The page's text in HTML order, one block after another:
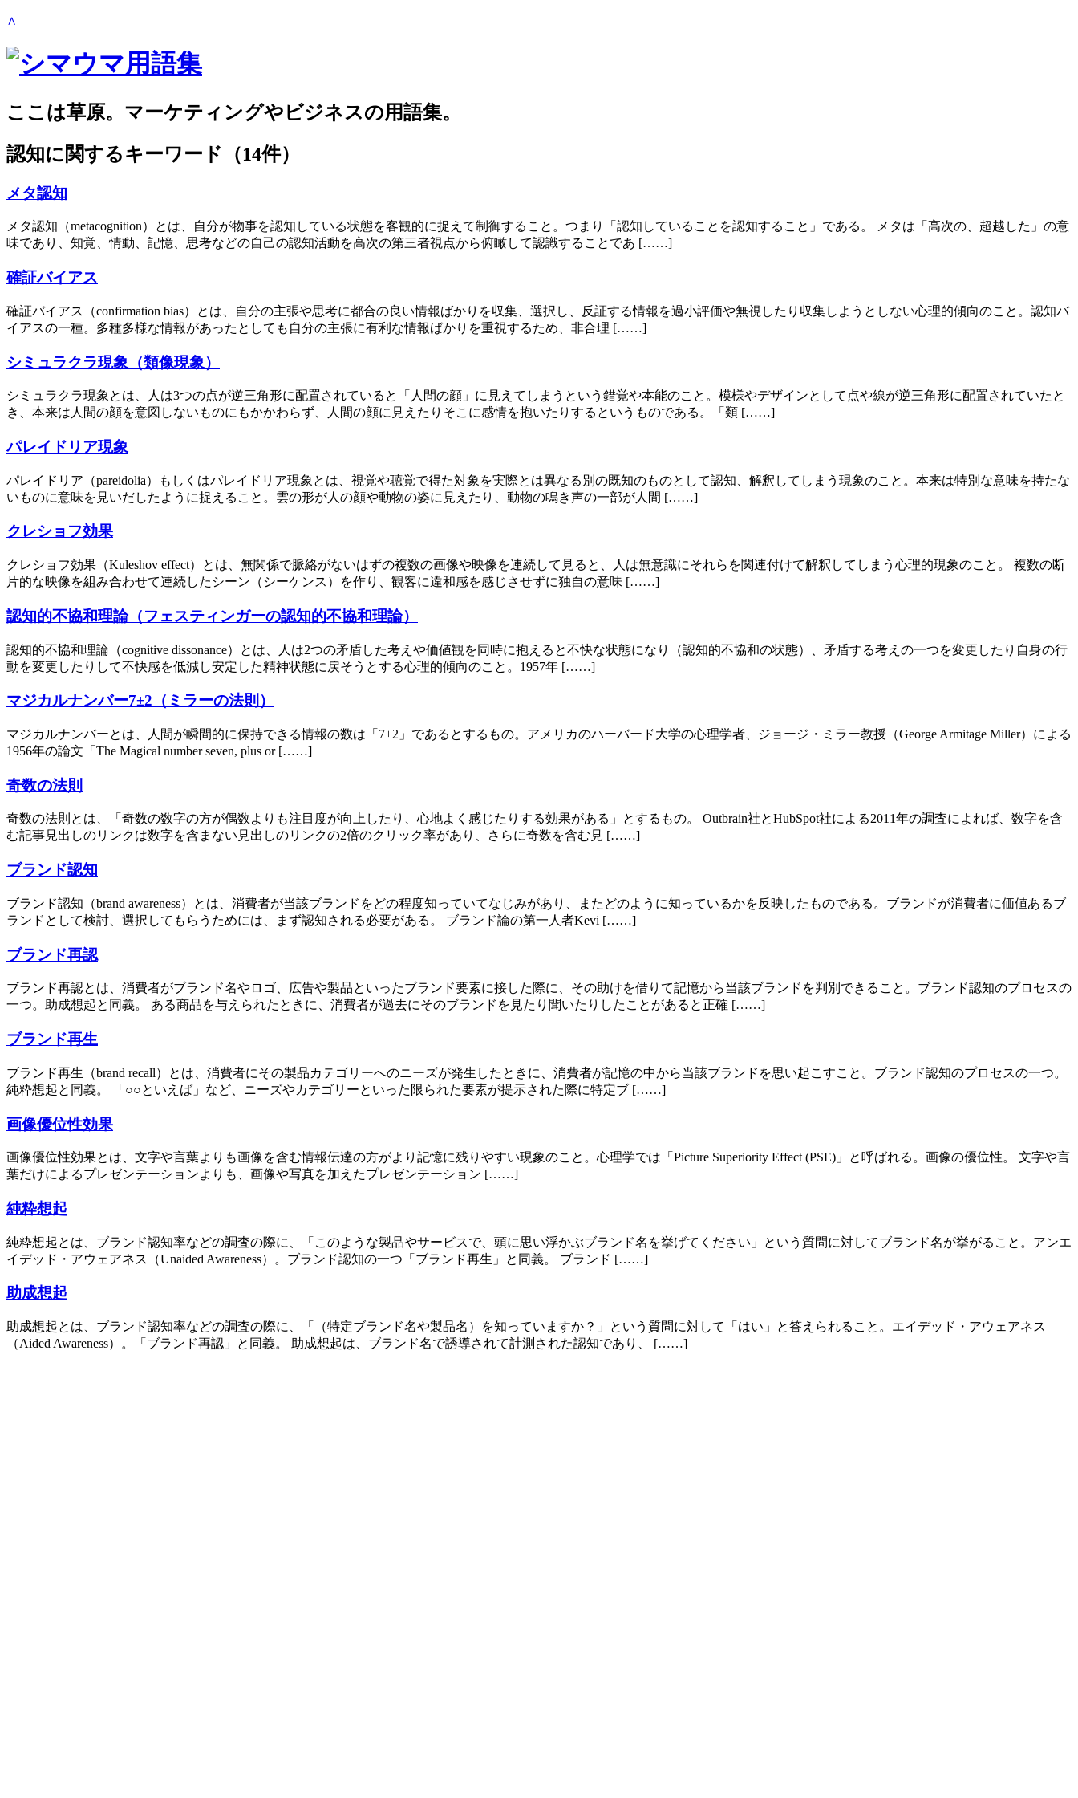
∧
ここは草原。マーケティングやビジネスの用語集。
認知に関するキーワード（14件）
メタ認知
メタ認知（metacognition）とは、自分が物事を認知している状態を客観的に捉えて制御すること。つまり「認知していることを認知すること」である。 メタは「高次の、超越した」の意
味であり、知覚、情動、記憶、思考などの自己の認知活動を高次の第三者視点から俯瞰して認識することであ [……]
確証バイアス
確証バイアス（confirmation bias）とは、自分の主張や思考に都合の良い情報ばかりを収集、選択し、反証する情報を過小評価や無視したり収集しようとしない心理的傾向のこと。認知バ
イアスの一種。多種多様な情報があったとしても自分の主張に有利な情報ばかりを重視するため、非合理 [……]
シミュラクラ現象（類像現象）
シミュラクラ現象とは、人は3つの点が逆三角形に配置されていると「人間の顔」に見えてしまうという錯覚や本能のこと。模様やデザインとして点や線が逆三角形に配置されていたと
き、本来は人間の顔を意図しないものにもかかわらず、人間の顔に見えたりそこに感情を抱いたりするというものである。「類 [……]
パレイドリア現象
パレイドリア（pareidolia）もしくはパレイドリア現象とは、視覚や聴覚で得た対象を実際とは異なる別の既知のものとして認知、解釈してしまう現象のこと。本来は特別な意味を持たな
いものに意味を見いだしたように捉えること。雲の形が人の顔や動物の姿に見えたり、動物の鳴き声の一部が人間 [……]
クレショフ効果
クレショフ効果（Kuleshov effect）とは、無関係で脈絡がないはずの複数の画像や映像を連続して見ると、人は無意識にそれらを関連付けて解釈してしまう心理的現象のこと。 複数の断
片的な映像を組み合わせて連続したシーン（シーケンス）を作り、観客に違和感を感じさせずに独自の意味 [……]
認知的不協和理論（フェスティンガーの認知的不協和理論）
認知的不協和理論（cognitive dissonance）とは、人は2つの矛盾した考えや価値観を同時に抱えると不快な状態になり（認知的不協和の状態）、矛盾する考えの一つを変更したり自身の行
動を変更したりして不快感を低減し安定した精神状態に戻そうとする心理的傾向のこと。1957年 [……]
マジカルナンバー7±2（ミラーの法則）
マジカルナンバーとは、人間が瞬間的に保持できる情報の数は「7±2」であるとするもの。アメリカのハーバード大学の心理学者、ジョージ・ミラー教授（George Armitage Miller）による
1956年の論文「The Magical number seven, plus or [……]
奇数の法則
奇数の法則とは、「奇数の数字の方が偶数よりも注目度が向上したり、心地よく感じたりする効果がある」とするもの。 Outbrain社とHubSpot社による2011年の調査によれば、数字を含
む記事見出しのリンクは数字を含まない見出しのリンクの2倍のクリック率があり、さらに奇数を含む見 [……]
ブランド認知
ブランド認知（brand awareness）とは、消費者が当該ブランドをどの程度知っていてなじみがあり、またどのように知っているかを反映したものである。ブランドが消費者に価値あるブ
ランドとして検討、選択してもらうためには、まず認知される必要がある。 ブランド論の第一人者Kevi [……]
ブランド再認
ブランド再認とは、消費者がブランド名やロゴ、広告や製品といったブランド要素に接した際に、その助けを借りて記憶から当該ブランドを判別できること。ブランド認知のプロセスの
一つ。助成想起と同義。 ある商品を与えられたときに、消費者が過去にそのブランドを見たり聞いたりしたことがあると正確 [……]
ブランド再生
ブランド再生（brand recall）とは、消費者にその製品カテゴリーへのニーズが発生したときに、消費者が記憶の中から当該ブランドを思い起こすこと。ブランド認知のプロセスの一つ。
純粋想起と同義。 「○○といえば」など、ニーズやカテゴリーといった限られた要素が提示された際に特定ブ [……]
画像優位性効果
画像優位性効果とは、文字や言葉よりも画像を含む情報伝達の方がより記憶に残りやすい現象のこと。心理学では「Picture Superiority Effect (PSE)」と呼ばれる。画像の優位性。 文字や言
葉だけによるプレゼンテーションよりも、画像や写真を加えたプレゼンテーション [……]
純粋想起
純粋想起とは、ブランド認知率などの調査の際に、「このような製品やサービスで、頭に思い浮かぶブランド名を挙げてください」という質問に対してブランド名が挙がること。アンエ
イデッド・アウェアネス（Unaided Awareness）。ブランド認知の一つ「ブランド再生」と同義。 ブランド [……]
助成想起
助成想起とは、ブランド認知率などの調査の際に、「（特定ブランド名や製品名）を知っていますか？」という質問に対して「はい」と答えられること。エイデッド・アウェアネス
（Aided Awareness）。「ブランド再認」と同義。 助成想起は、ブランド名で誘導されて計測された認知であり、 [……]